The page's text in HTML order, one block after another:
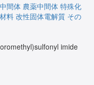
間体 農薬中間体 特殊化
料 改性固体電解質 その
imide